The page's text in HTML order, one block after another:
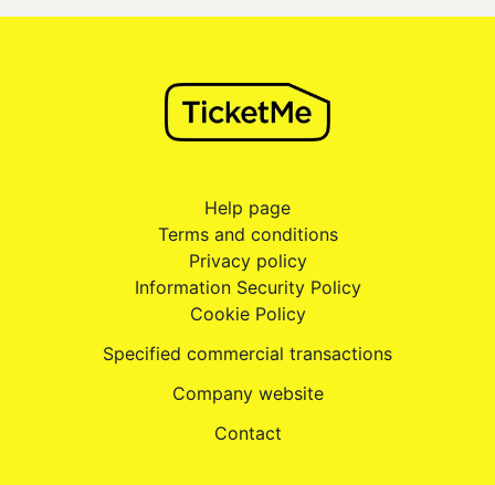
Help page
Terms and conditions
Privacy policy
Information Security Policy
Cookie Policy
Specified commercial transactions
Company website
Contact